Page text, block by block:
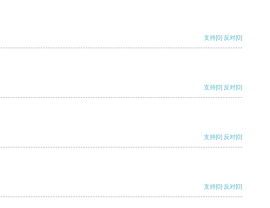
支持[0] 反对[0]
支持[0] 反对[0]
支持[0] 反对[0]
支持[0] 反对[0]